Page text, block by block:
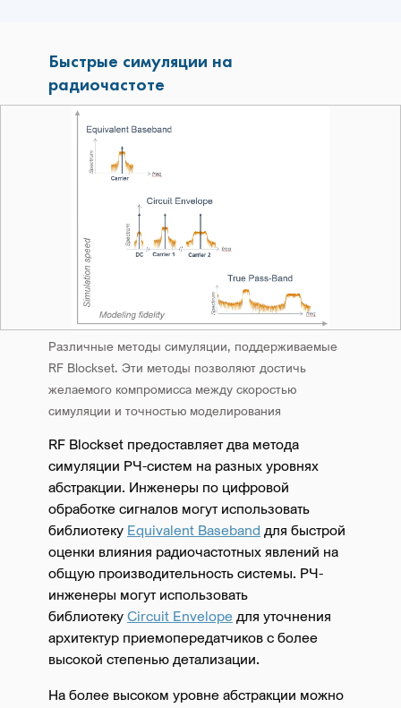
Быстрые симуляции на
радиочастоте
Различные методы симуляции, поддерживаемые
RF Blockset. Эти методы позволяют достичь
желаемого компромисса между скоростью
симуляции и точностью моделирования
RF Blockset предоставляет два метода
симуляции РЧ-систем на разных уровнях
абстракции. Инженеры по цифровой
обработке сигналов могут использовать
библиотеку Equivalent Baseband для быстрой
оценки влияния радиочастотных явлений на
общую производительность системы. РЧ-
инженеры могут использовать
библиотеку Circuit Envelope для уточнения
архитектур приемопередатчиков с более
высокой степенью детализации.
На более высоком уровне абстракции можно